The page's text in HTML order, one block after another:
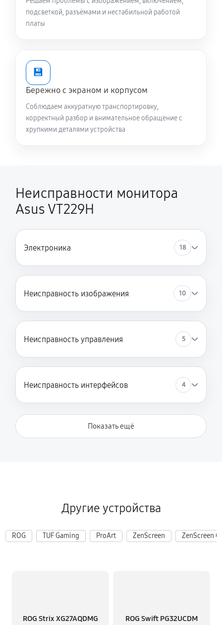
подсветкой, разъёмами и нестабильной работой
платы
💾
Бережно с экраном и корпусом
Соблюдаем аккуратную транспортировку,
корректный разбор и внимательное обращение с
хрупкими деталями устройства
Неисправности монитора
Asus VT229H
Электроника 18
Неисправность изображения 10
Неисправность управления 5
Неисправность интерфейсов 4
Показать ещё
Другие устройства
ROG TUF Gaming ProArt ZenScreen ZenScreen
ROG Strix XG27AQDMG ROG Swift PG32UCDM